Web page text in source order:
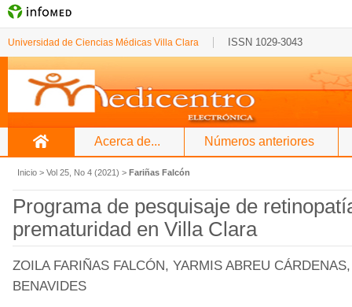
Universidad de Ciencias Médicas Villa Clara ISSN 1029-3043
Acerca de... Números anteriores
Inicio > Vol 25, No 4 (2021) > Fariñas Falcón
Programa de pesquisaje de
prematuridad en Villa Clara
ZOILA FARIÑAS FALCÓN, YARMIS ABREU
BENAVIDES